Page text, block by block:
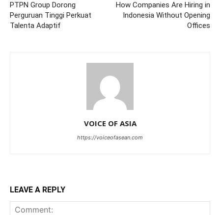
PTPN Group Dorong
Perguruan Tinggi Perkuat
Talenta Adaptif
How Companies Are Hiring in
Indonesia Without Opening
Offices
VOICE OF ASIA
https://voiceofasean.com
LEAVE A REPLY